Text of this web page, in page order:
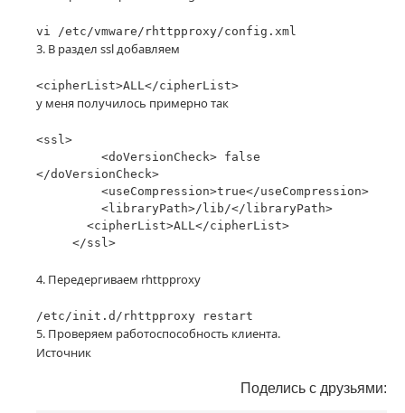
vi /etc/vmware/rhttpproxy/config.xml
3. В раздел ssl добавляем
<cipherList>ALL</cipherList>
у меня получилось примерно так
<ssl>
<doVersionCheck> false
</doVersionCheck>
<useCompression>true</useCompression>
<libraryPath>/lib/</libraryPath>
<cipherList>ALL</cipherList>
</ssl>
4. Передергиваем rhttpproxy
/etc/init.d/rhttpproxy restart
5. Проверяем работоспособность клиента.
Источник
Поделись с друзьями: